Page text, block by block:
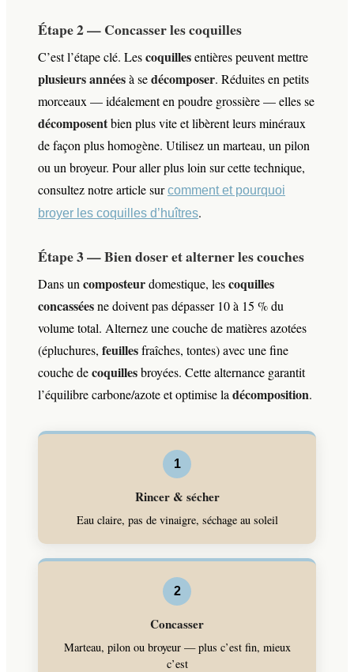
Étape 2 — Concasser les coquilles
C’est l’étape clé. Lescoquillesentières peuvent mettre
plusieurs annéesà sedécomposer. Réduites en petits
morceaux — idéalement en poudre grossière — elles se
décomposentbien plus vite et libèrent leurs minéraux
de façon plus homogène. Utilisez un marteau, un pilon
ou un broyeur. Pour aller plus loin sur cette technique,
consultez notre article surcomment et pourquoi
broyer les coquilles d’huîtres.
Étape 3 — Bien doser et alterner les couches
Dans un composteurdomestique, lescoquilles
concasséesne doivent pas dépasser 10 à 15 % du
volume total. Alternez une couche de matières azotées
(épluchures, feuillesfraîches, tontes) avec une fine
couche decoquillesbroyées. Cette alternance garantit
l’équilibre carbone/azote et optimise la décomposition.
1
Rincer & sécher
Eau claire, pas de vinaigre, séchage au soleil
2
Concasser
Marteau, pilon ou broyeur — plus c’est fin, mieux
c’est